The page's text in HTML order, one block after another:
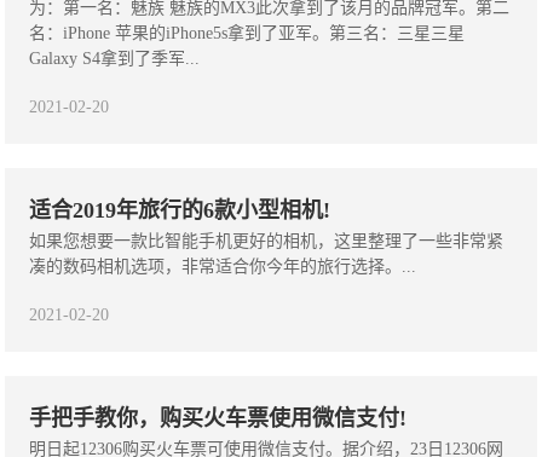
为：第一名：魅族 魅族的MX3此次拿到了该月的品牌冠军。第二
名：iPhone 苹果的iPhone5s拿到了亚军。第三名：三星三星
Galaxy S4拿到了季军...
2021-02-20
适合2019年旅行的6款小型相机!
如果您想要一款比智能手机更好的相机，这里整理了一些非常紧
凑的数码相机选项，非常适合你今年的旅行选择。...
2021-02-20
手把手教你，购买火车票使用微信支付!
​明日起12306购买火车票可使用微信支付。​据介绍，23日12306网